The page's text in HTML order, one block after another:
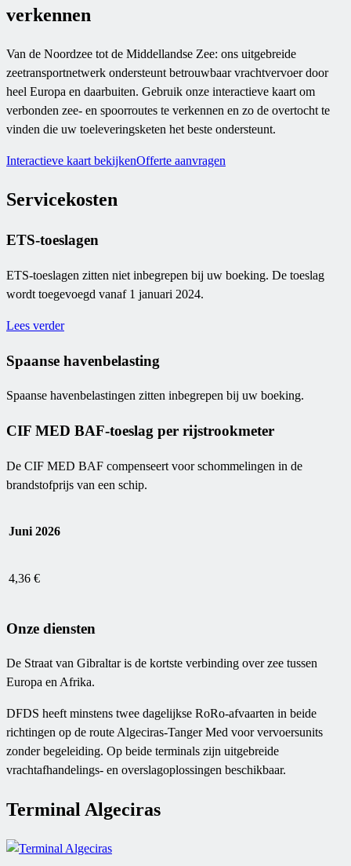
verkennen
Van de Noordzee tot de Middellandse Zee: ons uitgebreide
zeetransportnetwerk ondersteunt betrouwbaar vrachtvervoer door
heel Europa en daarbuiten. Gebruik onze interactieve kaart om
verbonden zee- en spoorroutes te verkennen en zo de overtocht te
vinden die uw toeleveringsketen het beste ondersteunt.
Interactieve kaart bekijkenOfferte aanvragen
Servicekosten
ETS-toeslagen
ETS-toeslagen zitten niet inbegrepen bij uw boeking. De toeslag
wordt toegevoegd vanaf 1 januari 2024.
Lees verder
Spaanse havenbelasting
Spaanse havenbelastingen zitten inbegrepen bij uw boeking.
CIF MED BAF-toeslag per rijstrookmeter
De CIF MED BAF compenseert voor schommelingen in de
brandstofprijs van een schip.
Juni 2026
4,36 €
Onze diensten
De Straat van Gibraltar is de kortste verbinding over zee tussen
Europa en Afrika.
DFDS heeft minstens twee dagelijkse RoRo-afvaarten in beide
richtingen op de route Algeciras-Tanger Med voor vervoersunits
zonder begeleiding. Op beide terminals zijn uitgebreide
vrachtafhandelings- en overslagoplossingen beschikbaar.
Terminal Algeciras